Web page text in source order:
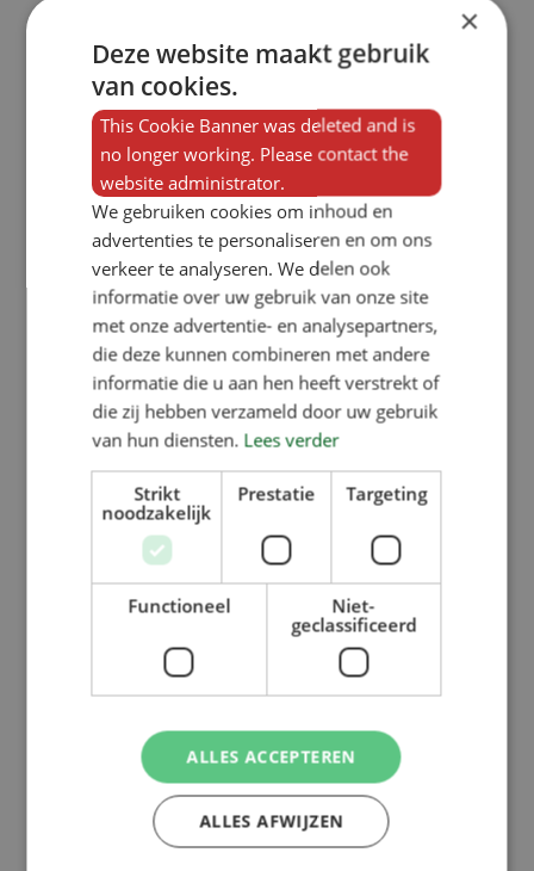
Terug naar overzicht
Meer dan
50 jaar
Nederland
Voorop in
duurzaamheid
Voor elke
Optimaal
×
Deze website maakt gebruik
van cookies.
This Cookie Banner was deleted and is
no longer working. Please contact the
website administrator.
We gebruiken cookies om inhoud en
advertenties te personaliseren en om ons
verkeer te analyseren. We delen ook
informatie over uw gebruik van onze site
met onze advertentie- en analysepartners,
die deze kunnen combineren met andere
informatie die u aan hen heeft verstrekt of
die zij hebben verzameld door uw gebruik
van hun diensten. Lees verder
Strikt
noodzakelijk
Prestatie Targeting
Functioneel
Niet-
geclassificeerd
ALLES ACCEPTEREN
ALLES AFWIJZEN